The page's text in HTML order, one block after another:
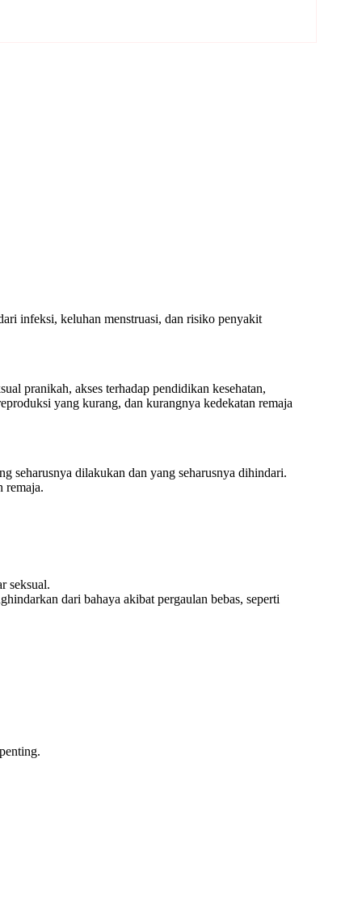
infeksi, keluhan menstruasi, dan risiko penyakit
pranikah, akses terhadap pendidikan kesehatan,
yang kurang, dan kurangnya kedekatan remaja
seharusnya dilakukan dan yang seharusnya dihindari.
remaja.
seksual.
dari bahaya akibat pergaulan bebas, seperti